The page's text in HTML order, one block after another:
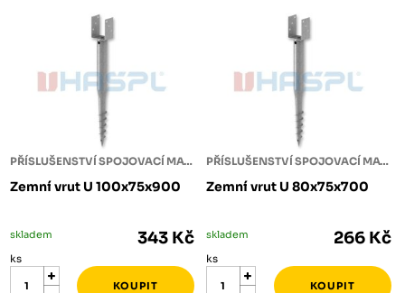
PŘÍSLUŠENSTVÍ SPOJOVACÍ MATERIÁL
Zemní vrut U 100x75x900
skladem 343 Kč
ks
PŘÍSLUŠENSTVÍ SPOJOVACÍ MATERIÁL
Zemní vrut U 80x75x700
skladem 266 Kč
ks